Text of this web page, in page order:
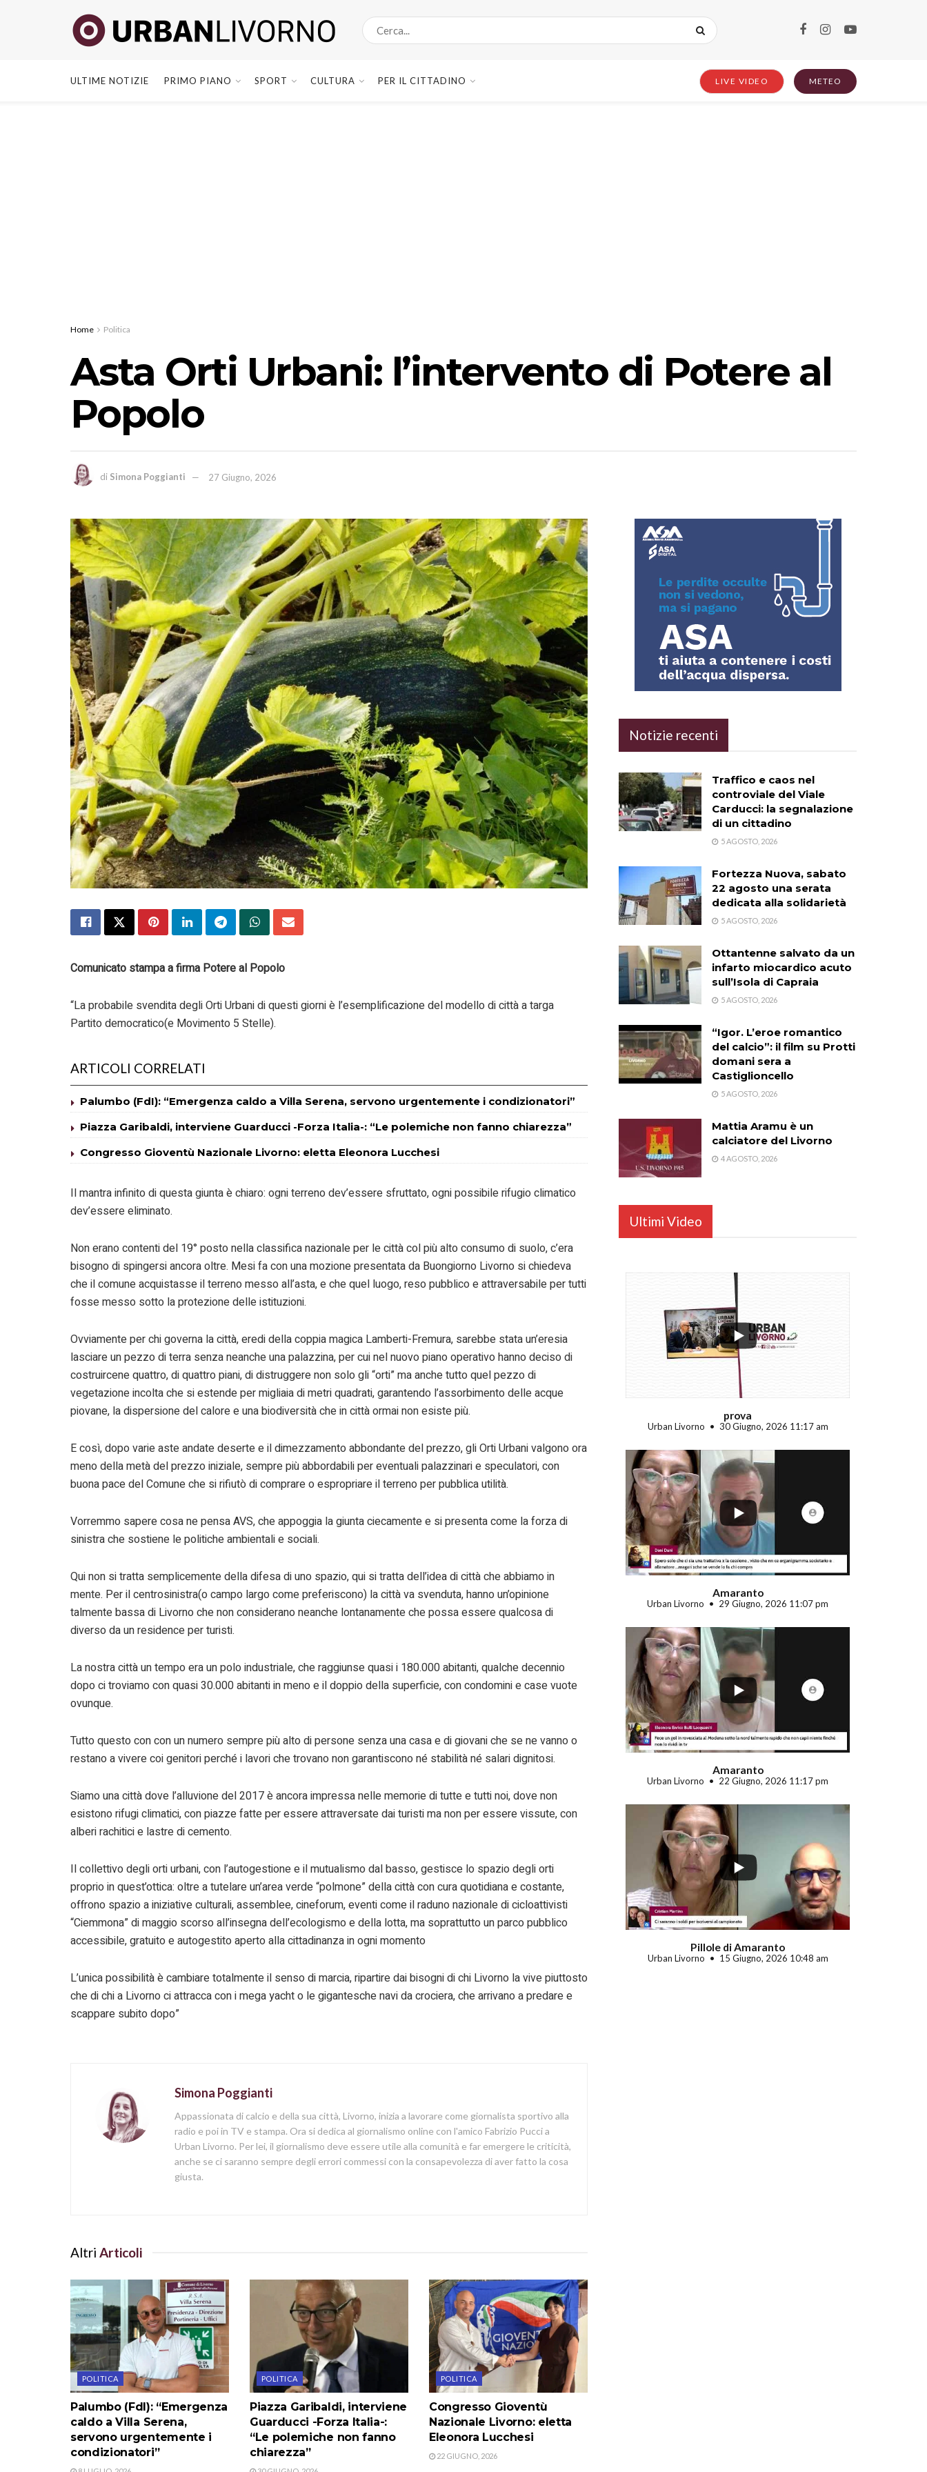
ULTIME NOTIZIE PRIMO PIANO SPORT CULTURA PER IL CITTADINO LIVE VIDEO METEO
Home Politica
Asta Orti Urbani: l’intervento di Potere al
Popolo
di Simona Poggianti 27 Giugno, 2026
Comunicato stampa a firma Potere al Popolo
“La probabile svendita degli Orti Urbani di questi giorni è l’esemplificazione del modello di città a targa
Partito democratico(e Movimento 5 Stelle).
ARTICOLI CORRELATI
Palumbo (FdI): “Emergenza caldo a Villa Serena, servono urgentemente i condizionatori”
Piazza Garibaldi, interviene Guarducci -Forza Italia-: “Le polemiche non fanno chiarezza”
Congresso Gioventù Nazionale Livorno: eletta Eleonora Lucchesi
Il mantra infinito di questa giunta è chiaro: ogni terreno dev’essere sfruttato, ogni possibile rifugio climatico
dev’essere eliminato.
Non erano contenti del 19° posto nella classifica nazionale per le città col più alto consumo di suolo, c’era
bisogno di spingersi ancora oltre. Mesi fa con una mozione presentata da Buongiorno Livorno si chiedeva
che il comune acquistasse il terreno messo all’asta, e che quel luogo, reso pubblico e attraversabile per tutti
fosse messo sotto la protezione delle istituzioni.
Ovviamente per chi governa la città, eredi della coppia magica Lamberti-Fremura, sarebbe stata un’eresia
lasciare un pezzo di terra senza neanche una palazzina, per cui nel nuovo piano operativo hanno deciso di
costruircene quattro, di quattro piani, di distruggere non solo gli “orti” ma anche tutto quel pezzo di
vegetazione incolta che si estende per migliaia di metri quadrati, garantendo l’assorbimento delle acque
piovane, la dispersione del calore e una biodiversità che in città ormai non esiste più.
E così, dopo varie aste andate deserte e il dimezzamento abbondante del prezzo, gli Orti Urbani valgono ora
meno della metà del prezzo iniziale, sempre più abbordabili per eventuali palazzinari e speculatori, con
buona pace del Comune che si rifiutò di comprare o espropriare il terreno per pubblica utilità.
Vorremmo sapere cosa ne pensa AVS, che appoggia la giunta ciecamente e si presenta come la forza di
sinistra che sostiene le politiche ambientali e sociali.
Qui non si tratta semplicemente della difesa di uno spazio, qui si tratta dell’idea di città che abbiamo in
mente. Per il centrosinistra(o campo largo come preferiscono) la città va svenduta, hanno un’opinione
talmente bassa di Livorno che non considerano neanche lontanamente che possa essere qualcosa di
diverso da un residence per turisti.
La nostra città un tempo era un polo industriale, che raggiunse quasi i 180.000 abitanti, qualche decennio
dopo ci troviamo con quasi 30.000 abitanti in meno e il doppio della superficie, con condomini e case vuote
ovunque.
Tutto questo con con un numero sempre più alto di persone senza una casa e di giovani che se ne vanno o
restano a vivere coi genitori perché i lavori che trovano non garantiscono né stabilità né salari dignitosi.
Siamo una città dove l’alluvione del 2017 è ancora impressa nelle memorie di tutte e tutti noi, dove non
esistono rifugi climatici, con piazze fatte per essere attraversate dai turisti ma non per essere vissute, con
alberi rachitici e lastre di cemento.
Il collettivo degli orti urbani, con l’autogestione e il mutualismo dal basso, gestisce lo spazio degli orti
proprio in quest’ottica: oltre a tutelare un’area verde “polmone” della città con cura quotidiana e costante,
offrono spazio a iniziative culturali, assemblee, cineforum, eventi come il raduno nazionale di cicloattivisti
“Ciemmona” di maggio scorso all’insegna dell’ecologismo e della lotta, ma soprattutto un parco pubblico
accessibile, gratuito e autogestito aperto alla cittadinanza in ogni momento
L’unica possibilità è cambiare totalmente il senso di marcia, ripartire dai bisogni di chi Livorno la vive piuttosto
che di chi a Livorno ci attracca con i mega yacht o le gigantesche navi da crociera, che arrivano a predare e
scappare subito dopo”
Simona Poggianti
Appassionata di calcio e della sua città, Livorno, inizia a lavorare come giornalista sportivo alla
radio e poi in TV e stampa. Ora si dedica al giornalismo online con l'amico Fabrizio Pucci a
Urban Livorno. Per lei, il giornalismo deve essere utile alla comunità e far emergere le criticità,
anche se ci saranno sempre degli errori commessi con la consapevolezza di aver fatto la cosa
giusta.
Altri Articoli
POLITICA
Palumbo (FdI): “Emergenza
caldo a Villa Serena,
servono urgentemente i
condizionatori”
POLITICA
Piazza Garibaldi, interviene
Guarducci -Forza Italia-:
“Le polemiche non fanno
chiarezza”
POLITICA
Congresso Gioventù
Nazionale Livorno: eletta
Eleonora Lucchesi
22 GIUGNO, 2026
Notizie recenti
Traffico e caos nel
controviale del Viale
Carducci: la segnalazione
di un cittadino
5 AGOSTO, 2026
Fortezza Nuova, sabato
22 agosto una serata
dedicata alla solidarietà
5 AGOSTO, 2026
Ottantenne salvato da un
infarto miocardico acuto
sull’Isola di Capraia
5 AGOSTO, 2026
“Igor. L’eroe romantico
del calcio”: il film su Protti
domani sera a
Castiglioncello
5 AGOSTO, 2026
Mattia Aramu è un
calciatore del Livorno
4 AGOSTO, 2026
Ultimi Video
...
prova
Urban Livorno 30 Giugno, 2026 11:17 am
...
Amaranto
Urban Livorno 29 Giugno, 2026 11:07 pm
...
Amaranto
Urban Livorno 22 Giugno, 2026 11:17 pm
Pillole di Amaranto
Urban Livorno 15 Giugno, 2026 10:48 am